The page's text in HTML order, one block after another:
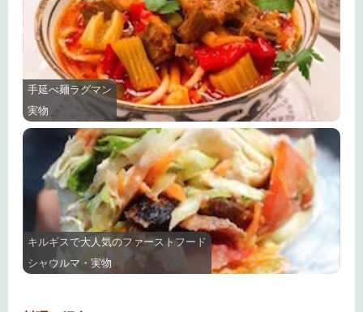
手延べ麺ラグマン
実物
キルギスで大人気のファーストフード
シャウルマ・実物